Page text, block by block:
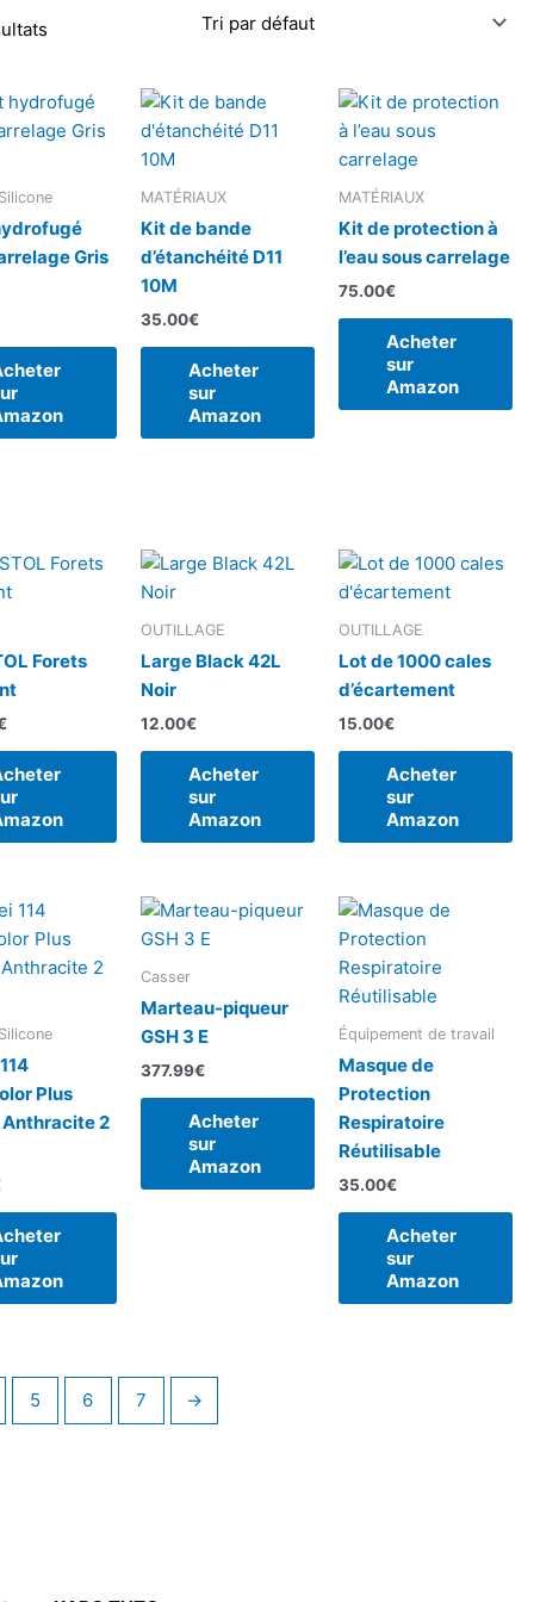
Gris
MATÉRIAUX
Kit de bande
d’étanchéité D11
10M
35.00€
Acheter
sur
Amazon
MATÉRIAUX
Kit de protection à
l’eau sous carrelage
75.00€
Acheter
sur
Amazon
Forets
OUTILLAGE
Large Black 42L
Noir
12.00€
Acheter
sur
Amazon
OUTILLAGE
Lot de 1000 cales
d’écartement
15.00€
Acheter
sur
Amazon
Plus
Anthracite 2
Casser
Marteau-piqueur
GSH 3 E
377.99€
Acheter
sur
Amazon
Équipement de travail
Masque de
Protection
Respiratoire
Réutilisable
35.00€
Acheter
sur
Amazon
5 6 7 →